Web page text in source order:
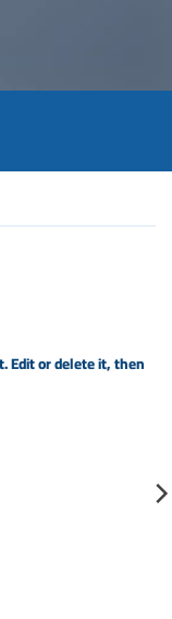
Edit or delete it, then